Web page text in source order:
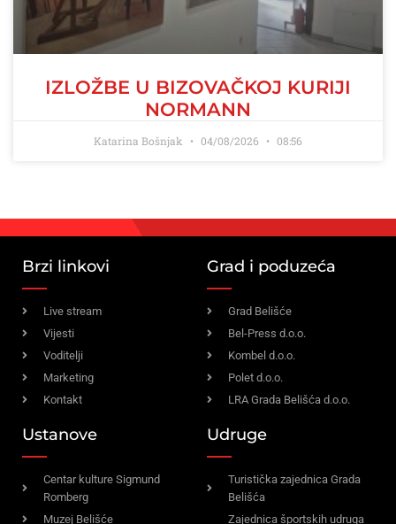
IZLOŽBE U BIZOVAČKOJ KURIJI
NORMANN
Katarina Bošnjak 04/08/2026 08:56
Brzi linkovi
Live stream
Vijesti
Voditelji
Marketing
Kontakt
Grad i poduzeća
Grad Belišće
Bel-Press d.o.o.
Kombel d.o.o.
Polet d.o.o.
LRA Grada Belišća d.o.o.
Ustanove
Centar kulture Sigmund
Romberg
Muzej Belišće
Udruge
Turistička zajednica Grada
Belišća
Zajednica športskih udruga